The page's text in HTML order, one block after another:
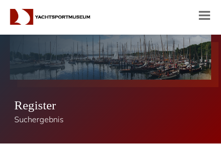
Register
Suchergebnis